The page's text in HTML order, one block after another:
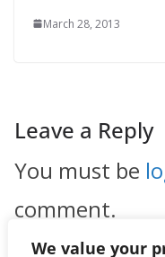
We value your
March 28, 2013
Leave a Reply
You must be
comment.